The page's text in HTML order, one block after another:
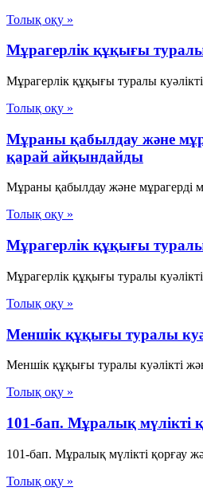
Толық оқу »
Мұрагерлік құқығы
Мұрагерлік құқығы туралы
Толық оқу »
Мұраны қабылдау және
қарай айқындайды
Мұраны қабылдау және мұрагерді
Толық оқу »
Мұрагерлік құқығы
Мұрагерлік құқығы туралы
Толық оқу »
Меншік құқығы туралы
Меншік құқығы туралы куәлікті
Толық оқу »
101-бап. Мұралық мүлiктi
101-бап. Мұралық мүлiктi қорғау
Толық оқу »